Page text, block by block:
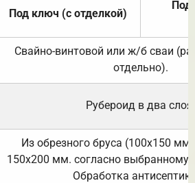
Под ключ (с отделкой)
Под
Свайно-винтовой или ж/б сваи
отдельно).
Рубероид в два слоя.
Из обрезного бруса (100х150
150х200 мм. согласно выбранному
Обработка